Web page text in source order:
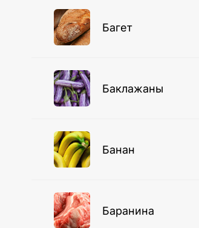
Багет
Баклажаны
Банан
Баранина